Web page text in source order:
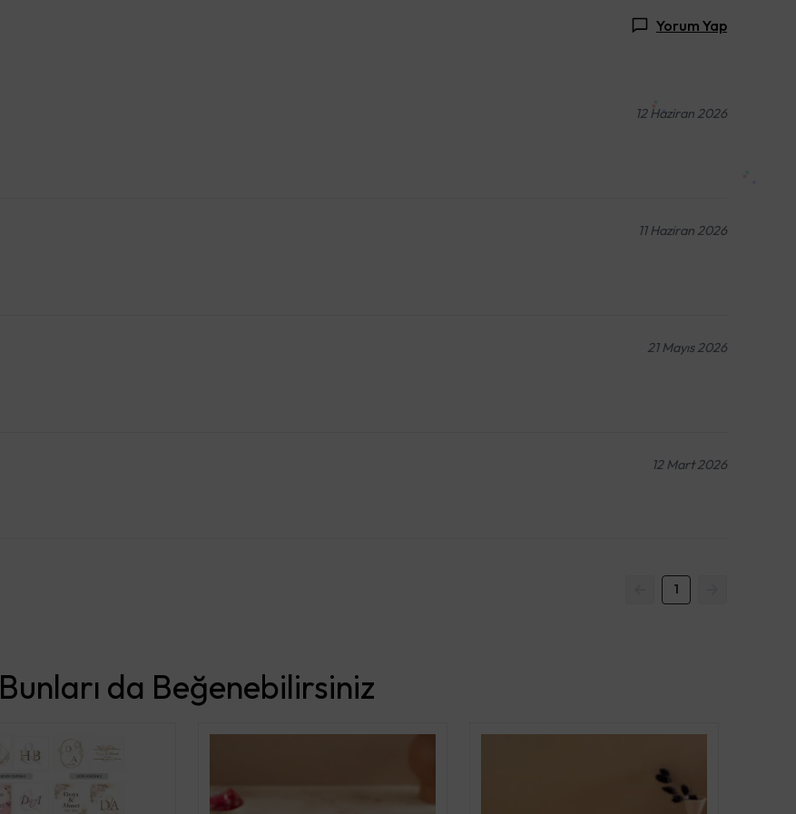
Yorum Yap
12 Haziran 2026
11 Haziran 2026
21 Mayıs 2026
12 Mart 2026
1
Bunları da Beğenebilirsiniz